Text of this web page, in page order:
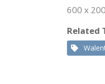
600 x
Related